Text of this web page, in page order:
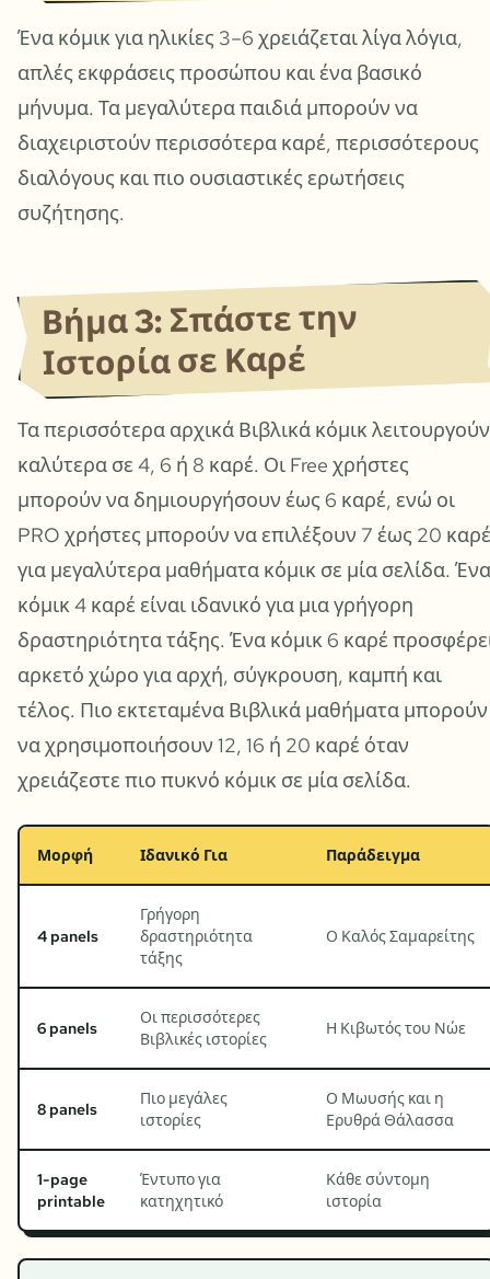
Ένα κόμικ για ηλικίες 3–6 χρειάζεται λίγα λόγια,
απλές εκφράσεις προσώπου και ένα βασικό
μήνυμα. Τα μεγαλύτερα παιδιά μπορούν να
διαχειριστούν περισσότερα καρέ, περισσότερους
διαλόγους και πιο ουσιαστικές ερωτήσεις
συζήτησης.
Βήμα 3: Σπάστε την
Ιστορία σε Καρέ
Τα περισσότερα αρχικά Βιβλικά κόμικ λειτουργούν
καλύτερα σε 4, 6 ή 8 καρέ. Οι Free χρήστες
μπορούν να δημιουργήσουν έως 6 καρέ, ενώ οι
PRO χρήστες μπορούν να επιλέξουν 7 έως 20 καρέ
για μεγαλύτερα μαθήματα κόμικ σε μία σελίδα. Ένα
κόμικ 4 καρέ είναι ιδανικό για μια γρήγορη
δραστηριότητα τάξης. Ένα κόμικ 6 καρέ
αρκετό χώρο για αρχή, σύγκρουση, καμπή και
τέλος. Πιο εκτεταμένα Βιβλικά μαθήματα μπορούν
να χρησιμοποιήσουν 12, 16 ή 20 καρέ όταν
χρειάζεστε πιο πυκνό κόμικ σε μία σελίδα.
Μορφή Ιδανικό Για Παράδειγμα
4 panels
Γρήγορη
δραστηριότητα
τάξης
Ο Καλός Σαμαρείτης
6 panels
Οι περισσότερες
Βιβλικές ιστορίες
Η Κιβωτός του Νώε
8 panels
Πιο μεγάλες
ιστορίες
Ο Μωυσής και η
Ερυθρά Θάλασσα
1-page
printable
Έντυπο για
κατηχητικό
Κάθε σύντομη
ιστορία